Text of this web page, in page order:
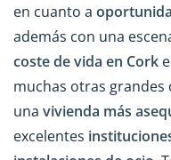
en cuanto a
además con una
coste de vida en Cork
muchas otras grandes
una vivienda más
excelentes